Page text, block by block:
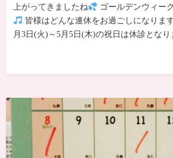
上がってきましたね
ゴールデンウィー
皆様はどんな連休をお過ごしになりま
月3日(火)～5月5日(木)の祝日は休診とな